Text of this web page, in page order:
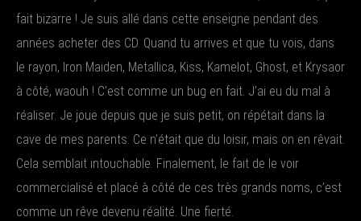
fait bizarre ! Je suis allé dans cette enseigne pendant des
années acheter des CD. Quand tu arrives et que tu vois, dans
le rayon, Iron Maiden, Metallica, Kiss, Kamelot, Ghost, et Krysaor
à côté, waouh ! C’est comme un bug en fait. J’ai eu du mal à
réaliser. Je joue depuis que je suis petit, on répétait dans la
cave de mes parents. Ce n’était que du loisir, mais on en rêvait.
Cela semblait intouchable. Finalement, le fait de le voir
commercialisé et placé à côté de ces très grands noms, c’est
comme un rêve devenu réalité. Une fierté.